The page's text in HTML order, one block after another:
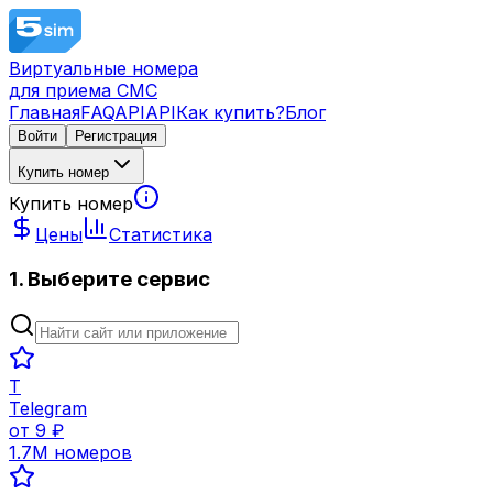
Виртуальные номера
для приема СМС
ГлавнаяFAQAPIAPIКак купить?Блог
Войти Регистрация
Купить номер
Купить номер
Цены
Статистика
1. Выберите сервис
T
Telegram
от 9 ₽
1.7M номеров